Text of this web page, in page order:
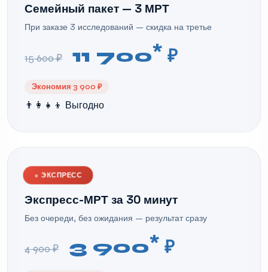
Семейный пакет — 3 МРТ
При заказе 3 исследований — скидка на третье
15 600 ₽ 11 700* ₽
Экономия 3 900 ₽
👨‍👩‍👧‍👦 Выгодно
● ЭКСПРЕСС
Экспресс-МРТ за 30 минут
Без очереди, без ожидания — результат сразу
4 900 ₽ 3 900* ₽